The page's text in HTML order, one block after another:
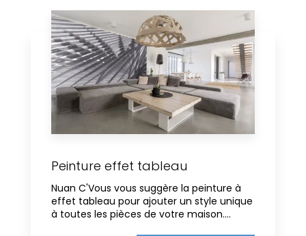
Peinture effet tableau
Nuan C'Vous vous suggère la peinture à
effet tableau pour ajouter un style unique
à toutes les pièces de votre maison....